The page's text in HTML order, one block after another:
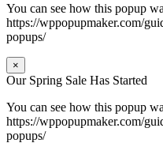
You can see how this popup
https://wppopupmaker.com/
popups/
×
Our Spring Sale Has Started
You can see how this popup
https://wppopupmaker.com/
popups/